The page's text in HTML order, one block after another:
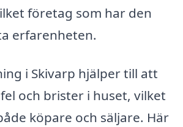
företag som har den
erfarenheten.
i Skivarp hjälper till att
och brister i huset, vilket
köpare och säljare. Här